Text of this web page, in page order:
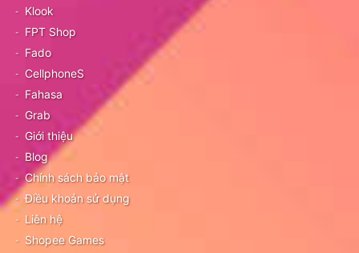
Klook
FPT Shop
Fado
CellphoneS
Fahasa
Grab
Giới thiệu
Blog
Chính sách bảo mật
Điều khoản sử dụng
Liên hệ
Shopee Games